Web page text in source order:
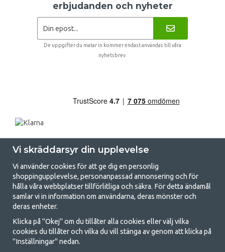
erbjudanden och nyheter
De uppgifter du matar in kommer endast användas till våra
nyhetsbrev.
GetCamping.se - Din butik för camping
och uteliv
Att campa kan antingen vara en livsstil eller ett sätt att samla familjen
för ett gemensamt äventyr. Oavsett vilken kategori du tillhör hittar du
Vi skräddarsyr din upplevelse
Vi använder cookies för att ge dig en personlig
shoppingupplevelse, personanpassad annonsering och för
hålla våra webbplatser tillförlitliga och säkra. För detta ändamål
samlar vi in information om användarna, deras mönster och
deras enheter.
Klicka på "Okej" om du tillåter alla cookies eller välj vilka
cookies du tillåter och vilka du vill stänga av genom att klicka på
"Inställningar" nedan.